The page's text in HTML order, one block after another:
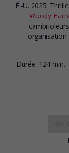
É.-U. 2025.
Woody
organisation
Durée: 124 min.